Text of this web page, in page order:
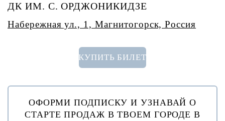
ДК ИМ. С. ОРДЖОНИКИДЗЕ
Набережная ул., 1, Магнитогорск, Россия
КУПИТЬ БИЛЕТ
ОФОРМИ ПОДПИСКУ И УЗНАВАЙ О
СТАРТЕ ПРОДАЖ В ТВОЕМ ГОРОДЕ В